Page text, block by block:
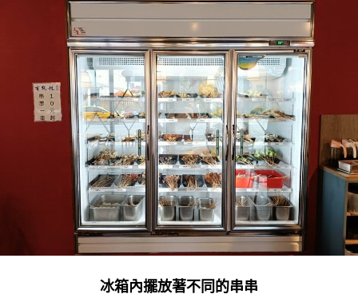
冰箱內擺放著不同的串串